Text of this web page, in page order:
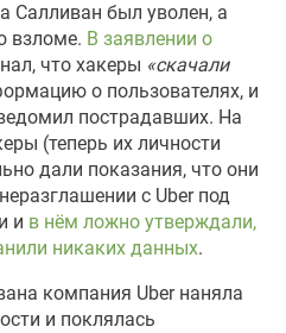
Салливан был уволен, а
взломе. В заявлении о
что хакеры «скачали
о пользователях, и
пострадавших. На
(теперь их личности
дали показания, что они
с Uber под
и в нём ложно утверждали,
никаких данных.
компания Uber наняла
и поклялась